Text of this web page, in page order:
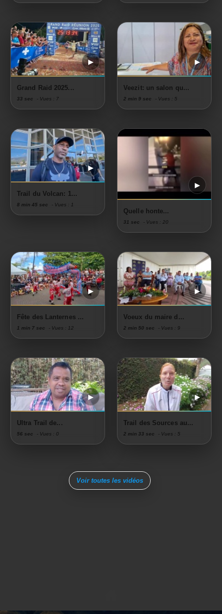
Grand Raid 2025...
33 sec - Vues : 7
Veezit: un salon qu...
2 min 9 sec - Vues : 5
Trail du Volcan: 1...
8 min 45 sec - Vues : 1
Quelle honte...
31 sec - Vues : 20
Fête des Lanternes ...
1 min 7 sec - Vues : 12
Voeux du maire d...
2 min 50 sec - Vues : 9
Ultra Trail de...
56 sec - Vues : 0
Trail des Sources au...
2 min 33 sec - Vues : 5
Voir toutes les vidéos